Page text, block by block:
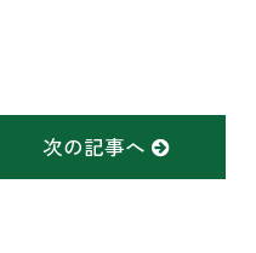
次の記事へ